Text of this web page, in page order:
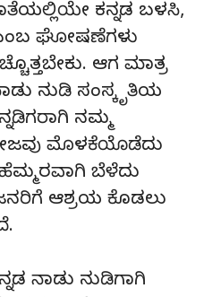
ಕನ್ನಡ ಬಳಸಿ,
ಘೋಷಣೆಗಳು
ಆಗ ಮಾತ್ರ
ನುಡಿ ಸಂಸ್ಕೃತಿಯ
ನಮ್ಮ
ಮೊಳಕೆಯೊಡೆದು
ಬೆಳೆದು
ಆಶ್ರಯ ಕೊಡಲು
ನಾಡು ನುಡಿಗಾಗಿ